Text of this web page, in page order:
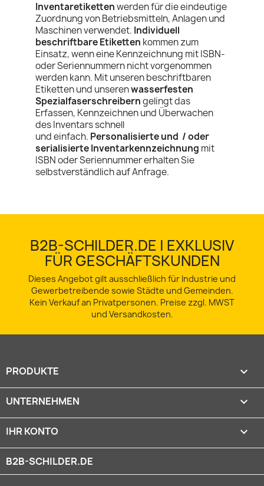
Inventaretikettenwerden für die eindeutige
Zuordnung von Betriebsmitteln, Anlagen und
Maschinen verwendet. Individuell
beschriftbare Etiketten kommen zum
Einsatz, wenn eine Kennzeichnung mit ISBN-
oder Seriennummern nicht vorgenommen
werden kann. Mit unseren beschriftbaren
Etiketten und unserenwasserfesten
Spezialfaserschreiberngelingt das
Erfassen, Kennzeichnen und Überwachen
des Inventars schnell
und einfach. Personalisierte und / oder
serialisierte Inventarkennzeichnung mit
ISBN oder Seriennummer erhalten Sie
selbstverständlich auf Anfrage.
B2B-SCHILDER.DE | EXKLUSIV
FÜR GESCHÄFTSKUNDEN
Dieses Angebot gilt ausschließlich für Industrie und
Gewerbetreibende sowie Städte und Gemeinden.
Kein Verkauf an Privatpersonen. Preise zzgl. MWST
und Versandkosten.
PRODUKTE 
UNTERNEHMEN 
IHR KONTO 
B2B-SCHILDER.DE